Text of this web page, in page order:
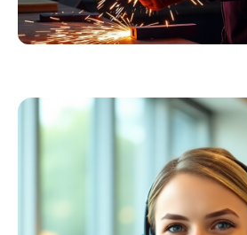
Schweißer
Profiausrüstung
Kollektion ansehen